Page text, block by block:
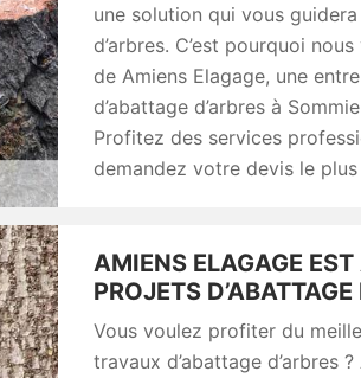
une solution qui vous
d’arbres. C’est pourquoi
de Amiens Elagage, une
d’abattage d’arbres à
Profitez des services
demandez votre devis le
AMIENS ELAGAGE
PROJETS D’ABATTAGE
Vous voulez profiter du
travaux d’abattage d’arbres